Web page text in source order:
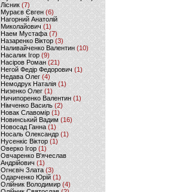
Лісник (7)
Мураєв Євген(6)
Нагорний Анатолій
Миколайович (1)
Наем Мустафа (7)
Назаренко Віктор (3)
Наливайченко Валентин (10)
Насалик Ігор(9)
Насіров Роман (21)
Негой Федір Федорович(1)
Недава Олег(4)
Немодрук Наталія(1)
Низенко Олег (1)
Ничипоренко Валентин (1)
Німченко Василь (2)
Новак Славомір (1)
Новинський Вадим (16)
Новосад Ганна (1)
Носаль Олександр (1)
Нусенкіс Віктор (1)
Оверко Ігор (1)
Овчаренко В'ячеслав
Андрійович(1)
Огнєвіч Злата (3)
Одарченко Юрій(1)
Олійник Володимир (4)